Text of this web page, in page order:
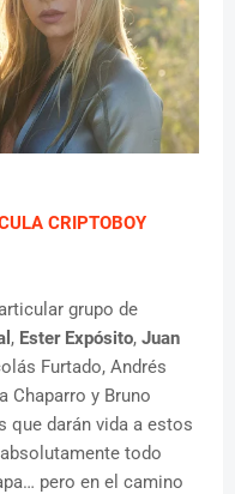
CRIPTOBOY
grupo de
, Ester Expósito, Juan
Furtado, Andrés
Chaparro y Bruno
que darán vida a estos
todo
pero en el camino